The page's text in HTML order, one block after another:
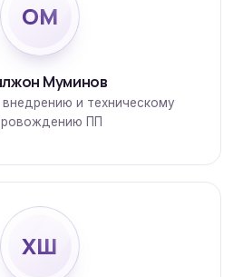
ОМ
Муминов
и техническому
ПП
ХШ